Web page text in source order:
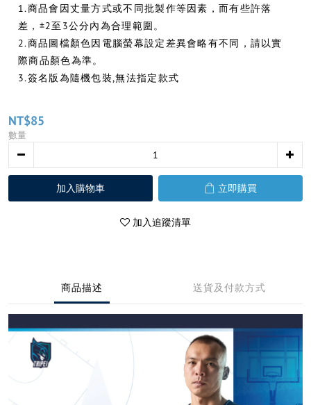
1.商品會因丈量方式或不同批製作等因素，而有些許落
差，±2至3公分內為合理範圍。
2.商品圖檔顏色因電腦螢幕設定差異會略有不同，請以實
際商品顏色為準。
3.簽名版為隨機包裝,無法指定款式
NT$85
數量
加入購物車 立即購買
加入追蹤清單
商品描述 送貨及付款方式